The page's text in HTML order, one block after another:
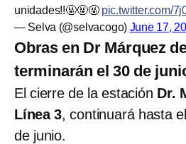
unidades!!🤬🤬🤬 pic.twitter.com/
— Selva (@selvacogo) June 17,
Obras en Dr Márquez
terminarán el 30 de
El cierre de la estación Dr.
Línea 3, continuará hasta
de junio.